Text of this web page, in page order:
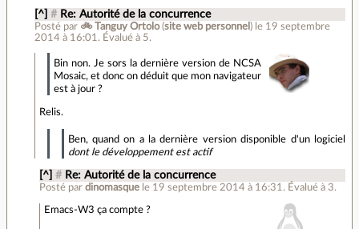
[^] # Re: Autorité de la concurrence
Posté par 🚲 Tanguy Ortolo(site web personnel ) le 19 septembre
2014 à 16:01 . Évalué à 5.
Bin non. Je sors la dernière version de NCSA
Mosaic, et donc on déduit que mon navigateur
est à jour ?
Relis.
Ben, quand on a la dernière version disponible d'un logiciel
dont le développement est actif
[^] # Re: Autorité de la concurrence
Posté par dinomasque le 19 septembre 2014 à 16:31 . Évalué à 3.
Emacs-W3 ça compte ?